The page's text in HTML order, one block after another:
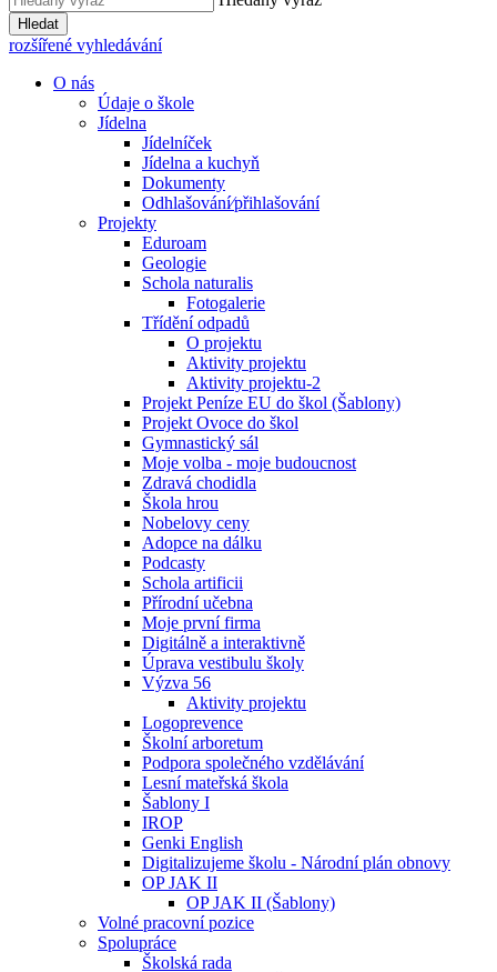
Hledat
rozšířené vyhledávání
O nás
Údaje o škole
Jídelna
Jídelníček
Jídelna a kuchyň
Dokumenty
Odhlašování⁄přihlašování
Projekty
Eduroam
Geologie
Schola naturalis
Fotogalerie
Třídění odpadů
O projektu
Aktivity projektu
Aktivity projektu-2
Projekt Peníze EU do škol (Šablony)
Projekt Ovoce do škol
Gymnastický sál
Moje volba - moje budoucnost
Zdravá chodidla
Škola hrou
Nobelovy ceny
Adopce na dálku
Podcasty
Schola artificii
Přírodní učebna
Moje první firma
Digitálně a interaktivně
Úprava vestibulu školy
Výzva 56
Aktivity projektu
Logoprevence
Školní arboretum
Podpora společného vzdělávání
Lesní mateřská škola
Šablony I
IROP
Genki English
Digitalizujeme školu - Národní plán obnovy
OP JAK II
OP JAK II (Šablony)
Volné pracovní pozice
Spolupráce
Školská rada